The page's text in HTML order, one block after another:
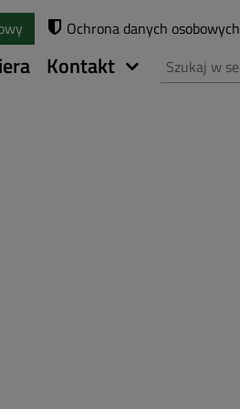
Ochrona danych osobowych
Kontakt Szukaj